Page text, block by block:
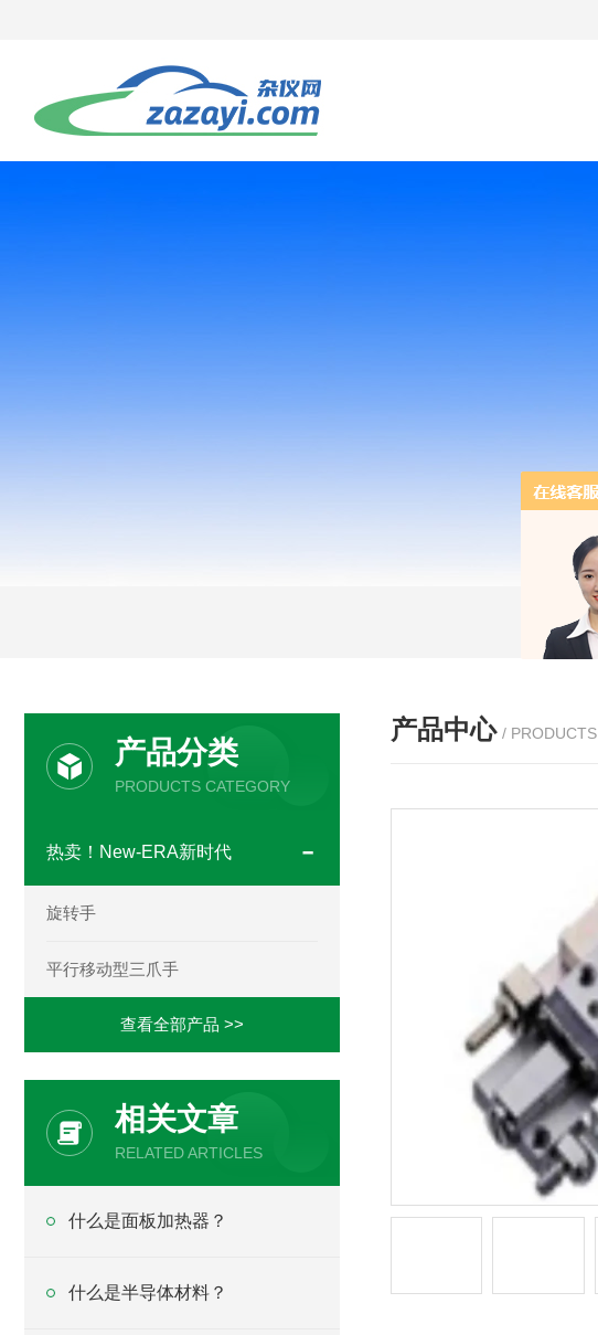
产品中心 / PRODUCTS
产品分类
PRODUCTS CATEGORY
热卖！New-ERA新时代
旋转手
平行移动型三爪手
查看全部产品 >>
相关文章
RELATED ARTICLES
什么是面板加热器？
什么是半导体材料？